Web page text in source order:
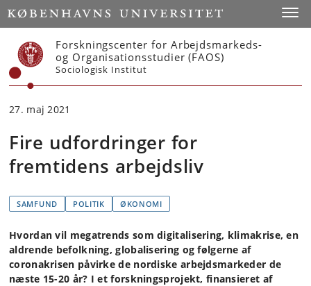
Start
Forskningscenter for Arbejdsmarkeds-
og Organisationsstudier (FAOS)
Sociologisk Institut
27. maj 2021
Fire udfordringer for
fremtidens arbejdsliv
SAMFUND POLITIK ØKONOMI
Hvordan vil megatrends som digitalisering, klimakrise, en
aldrende befolkning, globalisering og følgerne af
coronakrisen påvirke de nordiske arbejdsmarkeder de
næste 15-20 år? I et forskningsprojekt, finansieret af